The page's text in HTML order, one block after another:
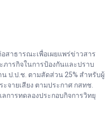
สาธารณะเพื่อเผยแพร่ข่าวสาร
ภารกิจในการป้องกันและปราบ
ป.ป.ช. ตามสัดส่วน 25% สำหรับผู้
จายเสียง ตามประกาศ กสทช.
การทดลองประกอบกิจการวิทยุ